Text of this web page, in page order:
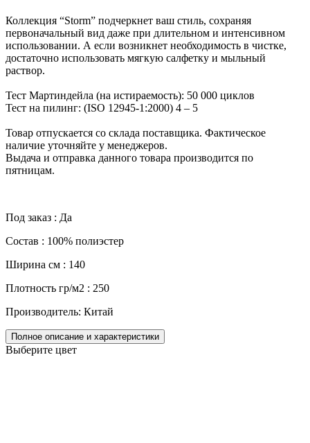
Коллекция “Storm” подчеркнет ваш стиль, сохраняя
первоначальный вид даже при длительном и интенсивном
использовании. А если возникнет необходимость в чистке,
достаточно использовать мягкую салфетку и мыльный
раствор.
Тест Мартиндейла (на истираемость): 50 000 циклов
Тест на пилинг: (ISO 12945-1:2000) 4 – 5
Товар отпускается со склада поставщика. Фактическое
наличие уточняйте у менеджеров.
Выдача и отправка данного товара производится по
пятницам.
Под заказ : Да
Состав : 100% полиэстер
Ширина см : 140
Плотность гр/м2 : 250
Производитель: Китай
Полное описание и характеристики
Выберите цвет